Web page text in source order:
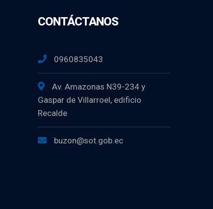
CONTÁCTANOS
0960835043
Av. Amazonas N39-234 y
Gaspar de Villarroel, edificio
Recalde
buzon@sot.gob.ec